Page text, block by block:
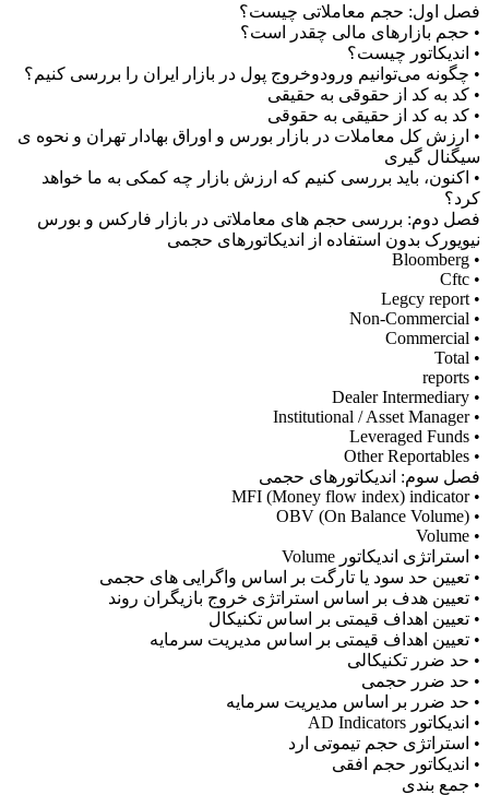
فصل اول: حجم معاملاتی چیست؟
• حجم بازارهای مالی چقدر است؟
• اندیکاتور چیست؟
• چگونه می‌توانیم ورودوخروج پول در بازار ایران را بررسی کنیم؟
• کد به کد از حقوقی به حقیقی
• کد به کد از حقیقی به حقوقی
• ارزش کل معاملات در بازار بورس و اوراق بهادار تهران و نحوه ی
سیگنال گیری
• اکنون، باید بررسی کنیم که ارزش بازار چه کمکی به ما خواهد
کرد؟
فصل دوم: بررسی حجم های معاملاتی در بازار فارکس و بورس
نیویورک بدون استفاده از اندیکاتورهای حجمی
• Bloomberg
• Cftc
• Legcy report
• Non-Commercial
• Commercial
• Total
• reports
• Dealer Intermediary
• Institutional / Asset Manager
• Leveraged Funds
• Other Reportables
فصل سوم: اندیکاتورهای حجمی
• MFI (Money flow index) indicator
• OBV (On Balance Volume)
• Volume
• استراتژی اندیکاتور Volume
• تعیین حد سود یا تارگت بر اساس واگرایی های حجمی
• تعیین هدف بر اساس استراتژی خروج بازیگران روند
• تعیین اهداف قیمتی بر اساس تکنیکال
• تعیین اهداف قیمتی بر اساس مدیریت سرمایه
• حد ضرر تکنیکالی
• حد ضرر حجمی
• حد ضرر بر اساس مدیریت سرمایه
• اندیکاتور AD Indicators
• استراتژی حجم تیموتی ارد
• اندیکاتور حجم افقی
• جمع بندی